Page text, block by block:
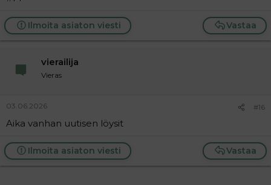
Vastaa
Ilmoita asiaton viesti
vierailija
Vieras
03.06.2026 #16
Aika vanhan uutisen löysit
Vastaa
Ilmoita asiaton viesti